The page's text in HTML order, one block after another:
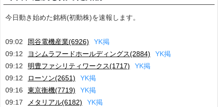
今日動き始めた銘柄(初動株)を速報します。
09:02 岡谷電機産業(6926) YK掲
09:12
ヨシムラフードホールディングス(2884) YK掲
09:12
明豊ファシリティワークス(1717) YK掲
09:12
ローソン(2651) YK掲
09:16
東京衡機(7719) YK掲
09:17
メタリアル(6182) YK掲